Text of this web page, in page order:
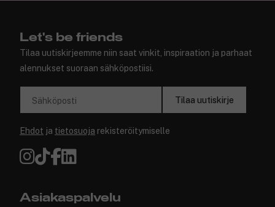
Let's be friends
Tilaa uutiskirjeemme niin saat vinkit, inspiraation ja parhaat
alennukset suoraan sähköpostiisi.
Sähköposti Tilaa uutiskirje
Ehdot ja tietosuoja rekisteröitymiselle
Asiakaspalvelu